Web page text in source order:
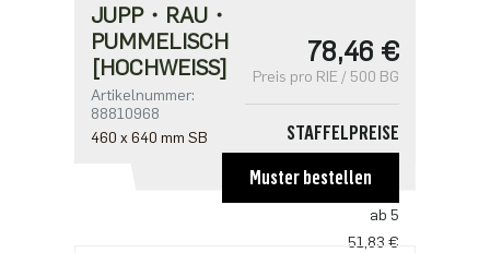
JUPP・RAU・
PUMMELISCH
[HOCHWEISS]
Artikelnummer:
88810968
460 x 640 mm SB
78,46 €
Preis pro RIE / 500 BG
STAFFELPREISE
78,46 €
ab 5
51,83 €
Muster bestellen